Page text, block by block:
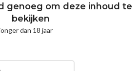
genoeg om deze inhoud te
bekijken
dan 18 jaar